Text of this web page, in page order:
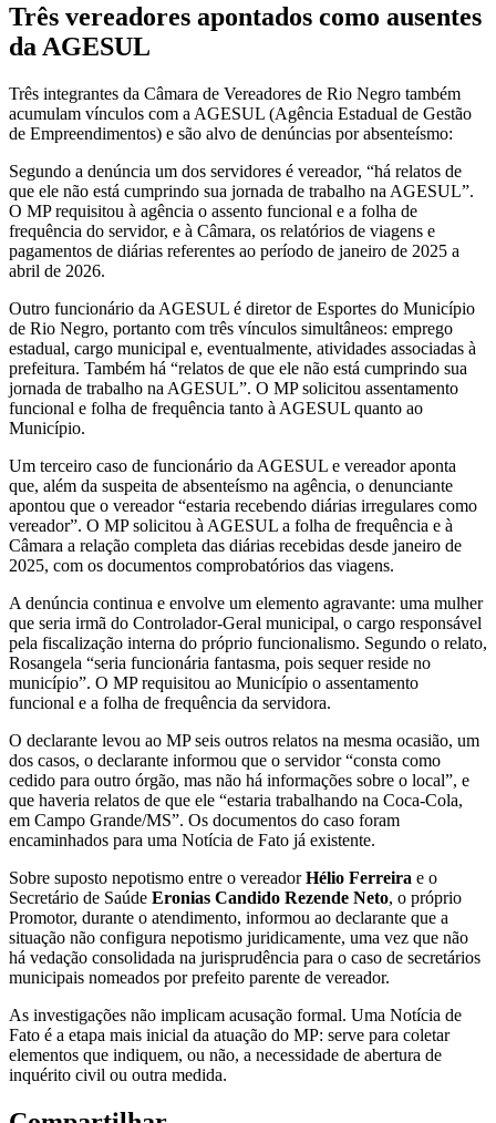
Três vereadores apontados como ausentes
da AGESUL
Três integrantes da Câmara de Vereadores de Rio Negro também
acumulam vínculos com a AGESUL (Agência Estadual de Gestão
de Empreendimentos) e são alvo de denúncias por absenteísmo:
Segundo a denúncia um dos servidores é vereador, “há relatos de
que ele não está cumprindo sua jornada de trabalho na AGESUL”.
O MP requisitou à agência o assento funcional e a folha de
frequência do servidor, e à Câmara, os relatórios de viagens e
pagamentos de diárias referentes ao período de janeiro de 2025 a
abril de 2026.
Outro funcionário da AGESUL é diretor de Esportes do Município
de Rio Negro, portanto com três vínculos simultâneos: emprego
estadual, cargo municipal e, eventualmente, atividades associadas à
prefeitura. Também há “relatos de que ele não está cumprindo sua
jornada de trabalho na AGESUL”. O MP solicitou assentamento
funcional e folha de frequência tanto à AGESUL quanto ao
Município.
Um terceiro caso de funcionário da AGESUL e vereador aponta
que, além da suspeita de absenteísmo na agência, o denunciante
apontou que o vereador “estaria recebendo diárias irregulares como
vereador”. O MP solicitou à AGESUL a folha de frequência e à
Câmara a relação completa das diárias recebidas desde janeiro de
2025, com os documentos comprobatórios das viagens.
A denúncia continua e envolve um elemento agravante: uma mulher
que seria irmã do Controlador-Geral municipal, o cargo responsável
pela fiscalização interna do próprio funcionalismo. Segundo o relato,
Rosangela “seria funcionária fantasma, pois sequer reside no
município”. O MP requisitou ao Município o assentamento
funcional e a folha de frequência da servidora.
O declarante levou ao MP seis outros relatos na mesma ocasião, um
dos casos, o declarante informou que o servidor “consta como
cedido para outro órgão, mas não há informações sobre o local”, e
que haveria relatos de que ele “estaria trabalhando na Coca-Cola,
em Campo Grande/MS”. Os documentos do caso foram
encaminhados para uma Notícia de Fato já existente.
Sobre suposto nepotismo entre o vereadorHélio Ferreira e o
Secretário de Saúde Eronias Candido Rezende Neto, o próprio
Promotor, durante o atendimento, informou ao declarante que a
situação não configura nepotismo juridicamente, uma vez que não
há vedação consolidada na jurisprudência para o caso de secretários
municipais nomeados por prefeito parente de vereador.
As investigações não implicam acusação formal. Uma Notícia de
Fato é a etapa mais inicial da atuação do MP: serve para coletar
elementos que indiquem, ou não, a necessidade de abertura de
inquérito civil ou outra medida.